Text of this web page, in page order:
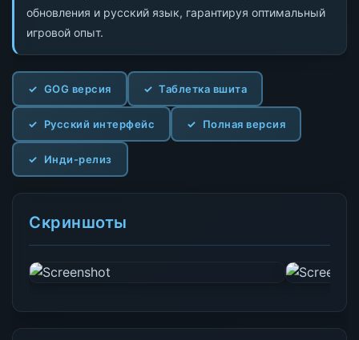
обновления и русский язык, гарантируя оптимальный
игровой опыт.
GOG версия Таблетка вшита
Русский интерфейс Полная версия
Инди-релиз
Скриншоты